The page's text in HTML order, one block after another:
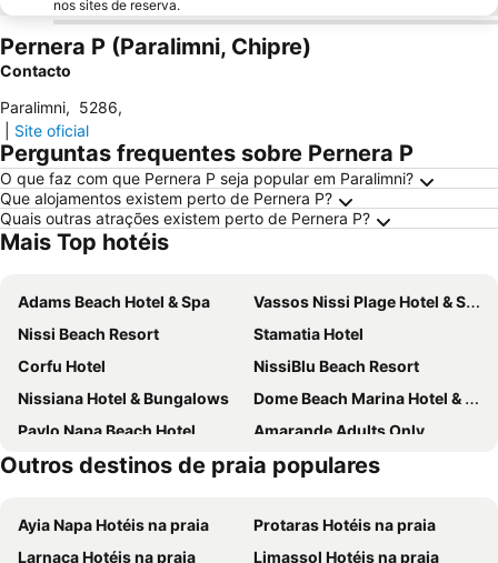
nos sites de reserva.
Pernera P (Paralimni, Chipre)
Contacto
Paralimni, 5286,
Site oficial
Perguntas frequentes sobre Pernera P
O que faz com que Pernera P seja popular em Paralimni?
Que alojamentos existem perto de Pernera P?
Quais outras atrações existem perto de Pernera P?
Mais Top hotéis
Adams Beach Hotel & Spa
Vassos Nissi Plage Hotel & Spa
Nissi Beach Resort
Stamatia Hotel
Corfu Hotel
NissiBlu Beach Resort
Nissiana Hotel & Bungalows
Dome Beach Marina Hotel & Resort
Pavlo Napa Beach Hotel
Amarande Adults Only
Anastasia Waterpark Beach Resort
Bohemian Gardens Hotel
Constantinos The Great Beach Hotel
Papouis Protaras Hotel
Nelia Beach Hotel & Spa
Napa Mermaid Hotel & Suites
Outros destinos de praia populares
Ayia Napa Hotéis na praia
Protaras Hotéis na praia
Larnaca Hotéis na praia
Limassol Hotéis na praia